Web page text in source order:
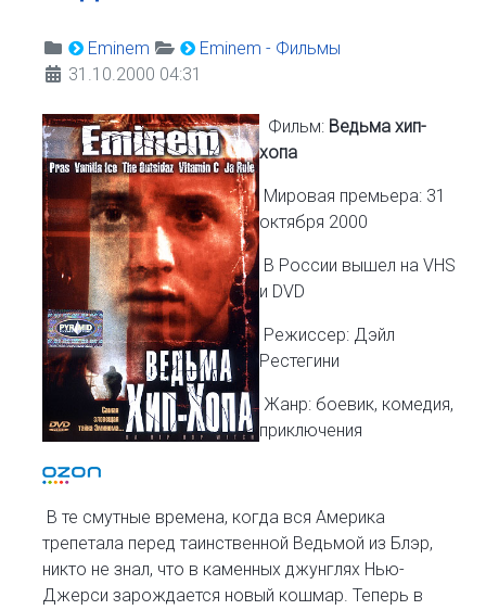
Eminem
Eminem - Фильмы
31.10.2000 04:31
Фильм: Ведьма хип-
хопа
Мировая премьера: 31
октября 2000
В России вышел на VHS
и DVD
Режиссер: Дэйл
Рестегини
Жанр: боевик, комедия,
приключения
В те смутные времена, когда вся Америка
трепетала перед таинственной Ведьмой из Блэр,
никто не знал, что в каменных джунглях Нью-
Джерси зарождается новый кошмар. Теперь в